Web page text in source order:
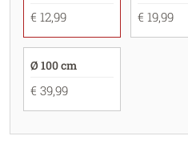
€ 12,99 € 19,99
Ø 100 cm
€ 39,99